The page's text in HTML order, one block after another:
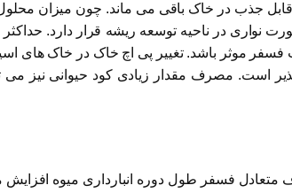
جذب در خاک باقی می ماند. چون میزان
موثر باشد. تغییر پی اچ خاک در خاک های
فسفر طول دوره انبارداری میوه